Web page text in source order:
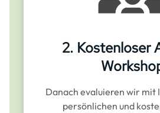
2. Kostenloser
Danach evaluieren wir mit
persönlichen und